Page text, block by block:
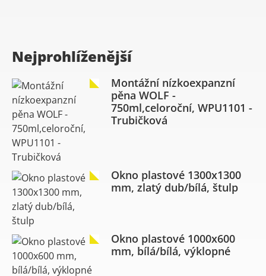
Nejprohlíženější
Montážní nízkoexpanzní
pěna WOLF -
750ml,celoroční, WPU1101 -
Trubičková
Okno plastové 1300x1300
mm, zlatý dub/bílá, štulp
Okno plastové 1000x600
mm, bílá/bílá, výklopné